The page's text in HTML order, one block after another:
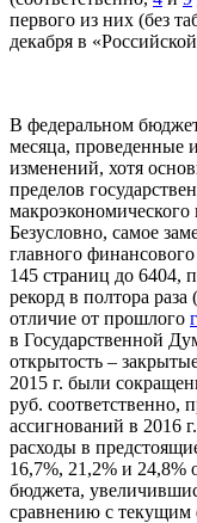
первого из них (без
декабря в «Российской
В федеральном
месяца, проведенные
изменений, хотя
пределов
Безусловно, самое
главного
145 страниц до 6404,
рекорд в полтора
отличие от прошлого
в Государственной
открытость –
2015 г. были
руб. соответственно,
ассигнований в 2016
расходы в
16,7%, 21,2% и 24,8%
бюджета,
сравнению с текущим